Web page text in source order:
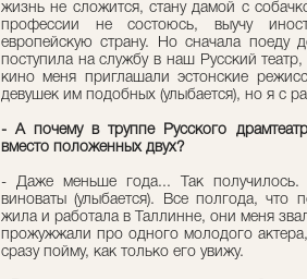
жизнь не сложится, стану дамой с
профессии не состоюсь, выучу
европейскую страну. Но сначала
поступила на службу в наш Русский
кино меня приглашали эстонские
девушек им подобных (улыбается), но я с
- А почему в труппе Русского
вместо положенных двух?
- Даже меньше года... Так
виноваты (улыбается). Все полгода,
жила и работала в Таллинне, они меня
прожужжали про одного молодого
сразу пойму, как только его увижу.